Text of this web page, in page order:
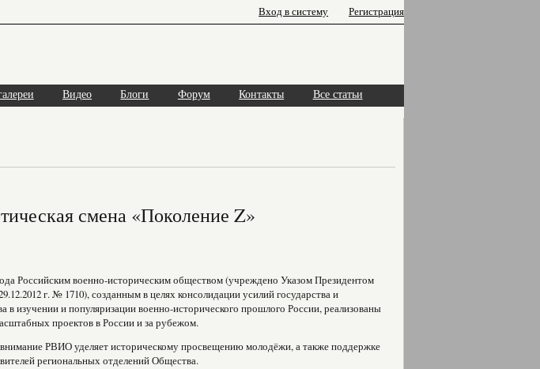
Вход в систему Регистрация
Видео Блоги Форум Контакты Все статьи
смена «Поколение Z»
Российским военно-историческим обществом (учреждено Указом Президентом
г. № 1710), созданным в целях консолидации усилий государства и
в изучении и популяризации военно-исторического прошлого России, реализованы
проектов в России и за рубежом.
РВИО уделяет историческому просвещению молодёжи, а также поддержке
региональных отделений Общества.